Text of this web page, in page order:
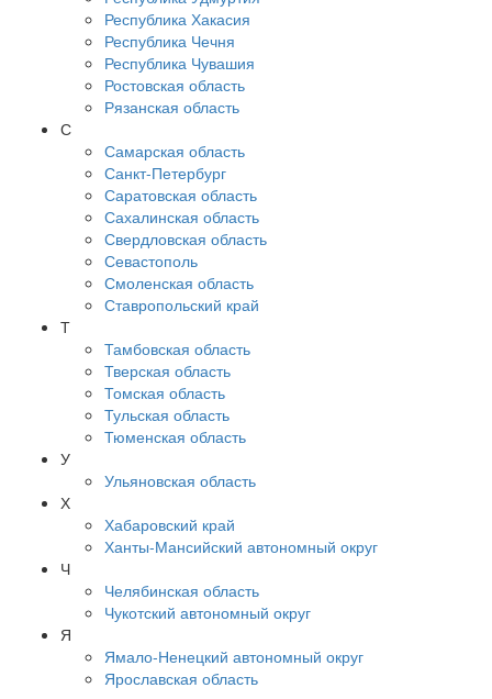
Республика Хакасия
Республика Чечня
Республика Чувашия
Ростовская область
Рязанская область
С
Самарская область
Санкт-Петербург
Саратовская область
Сахалинская область
Свердловская область
Севастополь
Смоленская область
Ставропольский край
Т
Тамбовская область
Тверская область
Томская область
Тульская область
Тюменская область
У
Ульяновская область
Х
Хабаровский край
Ханты-Мансийский автономный округ
Ч
Челябинская область
Чукотский автономный округ
Я
Ямало-Ненецкий автономный округ
Ярославская область